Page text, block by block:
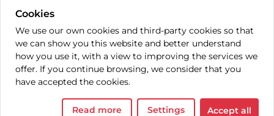
Cookies
We use our own cookies and third-party cookies so that
we can show you this website and better understand
how you use it, with a view to improving the services we
offer. If you continue browsing, we consider that you
have accepted the cookies.
Read more Settings Accept all
EN